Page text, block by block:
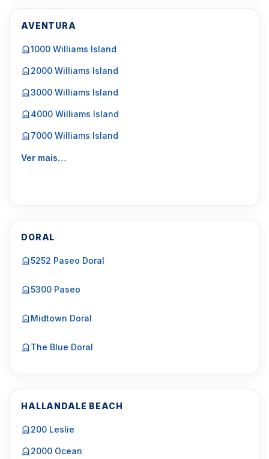
AVENTURA
1000 Williams Island
2000 Williams Island
3000 Williams Island
4000 Williams Island
7000 Williams Island
Ver mais…
DORAL
5252 Paseo Doral
5300 Paseo
Midtown Doral
The Blue Doral
HALLANDALE BEACH
200 Leslie
2000 Ocean